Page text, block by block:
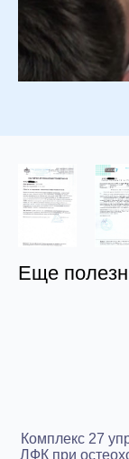
Еще
Комплекс 27
ЛФК при